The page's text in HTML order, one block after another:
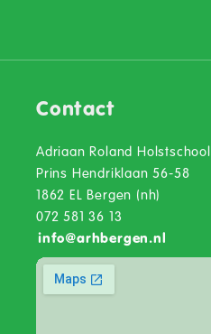
Contact
Adriaan Roland Holstschool
Prins Hendriklaan 56-58
1862 EL Bergen (nh)
072 581 36 13
info@arhbergen.nl